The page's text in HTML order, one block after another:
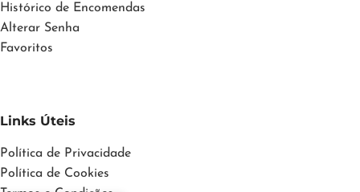
Histórico de Encomendas
Alterar Senha
Favoritos
Links Úteis
Política de Privacidade
Política de Cookies